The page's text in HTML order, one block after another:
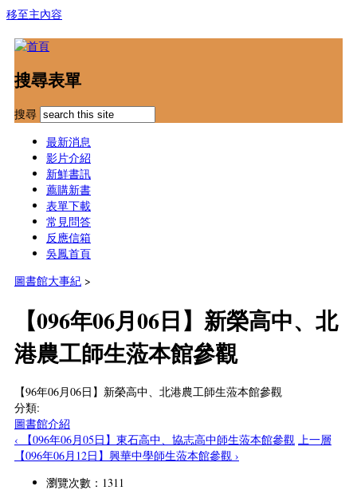
移至主內容
搜尋表單
搜尋
最新消息
影片介紹
新鮮書訊
薦購新書
表單下載
常見問答
反應信箱
吳鳳首頁
圖書館大事紀 >
【096年06月06日】新榮高中、北
港農工師生蒞本館參觀
【96年06月06日】新榮高中、北港農工師生蒞本館參觀
分類:
圖書館介紹
‹ 【096年06月05日】東石高中、協志高中師生蒞本館參觀 上一層
【096年06月12日】興華中學師生蒞本館參觀 ›
瀏覽次數：1311